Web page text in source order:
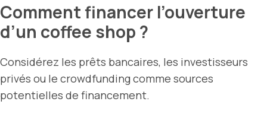
Comment financer l’ouverture
d’un coffee shop ?
Considérez les prêts bancaires, les investisseurs
privés ou le crowdfunding comme sources
potentielles de financement.